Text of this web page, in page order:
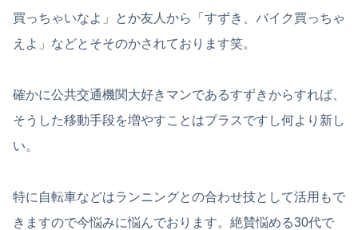
買っちゃいなよ」とか友人から「すずき、バイク買っちゃ
えよ」などとそそのかされております笑。
確かに公共交通機関大好きマンであるすずきからすれば、
そうした移動手段を増やすことはプラスですし何より新し
い。
特に自転車などはランニングとの合わせ技として活用もで
きますので今悩みに悩んでおります。絶賛悩める30代で